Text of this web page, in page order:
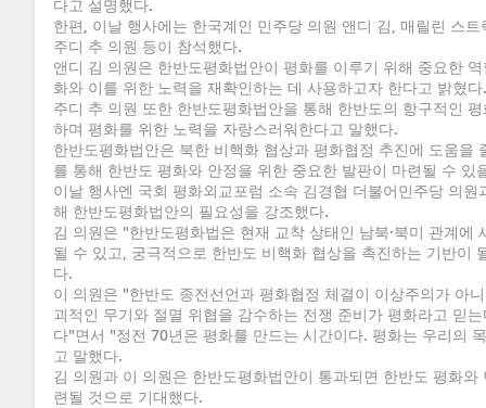
다고 설명했다.
한편, 이날 행사에는 한국계인 민주당 의원 앤디 김, 매릴린 스
주디 추 의원 등이 참석했다.
앤디 김 의원은 한반도평화법안이 평화를 이루기 위해 중요한
화와 이를 위한 노력을 재확인하는 데 사용하고자 한다고 밝혔다.
주디 추 의원 또한 한반도평화법안을 통해 한반도의 항구적인
하며 평화를 위한 노력을 자랑스러워한다고 말했다.
한반도평화법안은 북한 비핵화 협상과 평화협정 추진에 도움을
를 통해 한반도 평화와 안정을 위한 중요한 발판이 마련될 수 있
이날 행사엔 국회 평화외교포럼 소속 김경협 더불어민주당 의
해 한반도평화법안의 필요성을 강조했다.
김 의원은 "한반도평화법은 현재 교착 상태인 남북·북미 관계에
될 수 있고, 궁극적으로 한반도 비핵화 협상을 촉진하는 기반이
다.
이 의원은 "한반도 종전선언과 평화협정 체결이 이상주의가 아
괴적인 무기와 절멸 위협을 감수하는 전쟁 준비가 평화라고 믿
다"면서 "정전 70년은 평화를 만드는 시간이다. 평화는 우리의
고 말했다.
김 의원과 이 의원은 한반도평화법안이 통과되면 한반도 평화
련될 것으로 기대했다.